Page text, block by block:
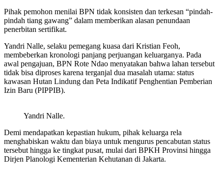
Pihak pemohon menilai BPN tidak konsisten dan terkesan “pindah-
pindah tiang gawang” dalam memberikan alasan penundaan
penerbitan sertifikat.
Yandri Nalle, selaku pemegang kuasa dari Kristian Feoh,
membeberkan kronologi panjang perjuangan keluarganya. Pada
awal pengajuan, BPN Rote Ndao menyatakan bahwa lahan tersebut
tidak bisa diproses karena terganjal dua masalah utama: status
kawasan Hutan Lindung dan Peta Indikatif Penghentian Pemberian
Izin Baru (PIPPIB).
Yandri Nalle.
Demi mendapatkan kepastian hukum, pihak keluarga rela
menghabiskan waktu dan biaya untuk mengurus pencabutan status
tersebut hingga ke tingkat pusat, mulai dari BPKH Provinsi hingga
Dirjen Planologi Kementerian Kehutanan di Jakarta.